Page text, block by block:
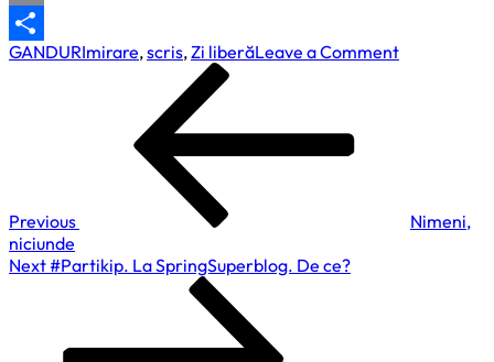
Email
Partajează
GANDURImirare,scris,Zi liberăLeave a Commenton
Previous
Nimeni,
niciunde
Next
Next#Partikip. La SpringSuperblog. De ce?